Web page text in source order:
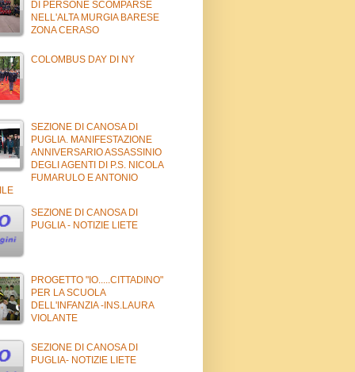
DI PERSONE SCOMPARSE
NELL'ALTA MURGIA BARESE
ZONA CERASO
COLOMBUS DAY DI NY
SEZIONE DI CANOSA DI
PUGLIA. MANIFESTAZIONE
ANNIVERSARIO ASSASSINIO
DEGLI AGENTI DI P.S. NICOLA
FUMARULO E ANTONIO
SEZIONE DI CANOSA DI
PUGLIA - NOTIZIE LIETE
PROGETTO "IO.....CITTADINO"
PER LA SCUOLA
DELL'INFANZIA -INS.LAURA
VIOLANTE
SEZIONE DI CANOSA DI
PUGLIA- NOTIZIE LIETE